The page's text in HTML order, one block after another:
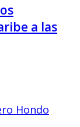
a las